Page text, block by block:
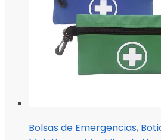
Bolsas de Emergencias,